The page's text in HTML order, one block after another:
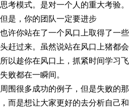
考模式。是对一个人的重大考验。
是，你的团队一定要进步
许你站在了一个风口上取得了一
赶过来。虽然说站在风口上猪都
以趁你在风口上，抓紧时间学习
败都在一瞬间。
围很多成功的例子，但是失败的
而是想让大家更好的去分析自己